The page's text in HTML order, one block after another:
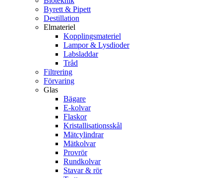
Byrett & Pipett
Destillation
Elmateriel
Kopplingsmateriel
Lampor & Lysdioder
Labsladdar
Tråd
Filtrering
Förvaring
Glas
Bägare
E-kolvar
Flaskor
Kristallisationsskål
Mätcylindrar
Mätkolvar
Provrör
Rundkolvar
Stavar & rör